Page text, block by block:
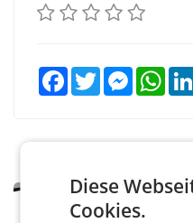
FacebookTwitter Messenger
MARKETING
Pilnacek-
Diese
Cookies.